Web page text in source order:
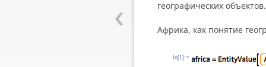
‹ географических объектов.
Африка, как понятие
In[1]:=